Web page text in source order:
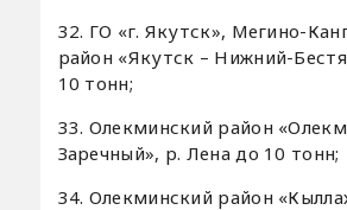
32. ГО «г. Якутск», Мегино-
район «Якутск – Нижний-
10 тонн;
33. Олекминский район
Заречный», р. Лена до 10 тонн;
34. Олекминский район